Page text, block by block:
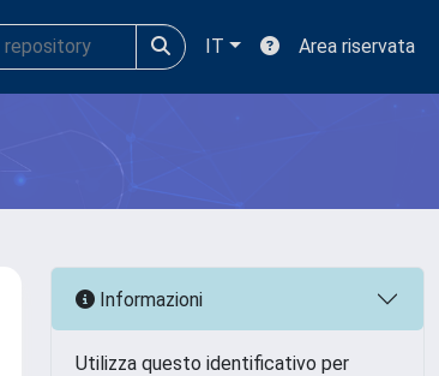
IT Area riservata
Informazioni
Utilizza questo identificativo per